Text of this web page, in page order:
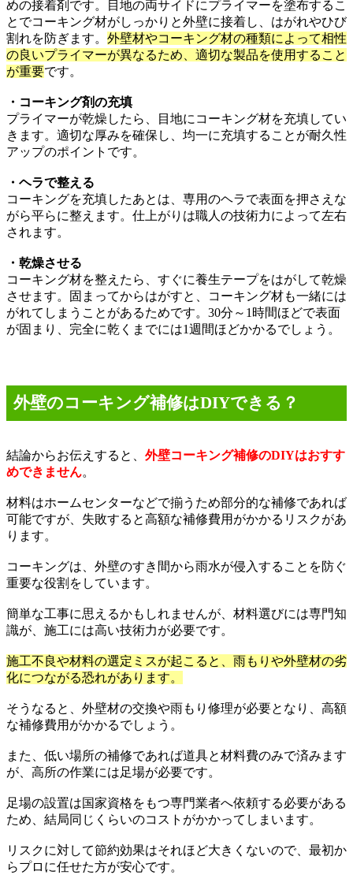
めの接着剤です。目地の両サイドにプライマーを塗布するこ
とでコーキング材がしっかりと外壁に接着し、はがれやひび
割れを防ぎます。 外壁材やコーキング材の種類によって相性
の良いプライマーが異なるため、適切な製品を使用すること
が重要です。
・コーキング剤の充填
プライマーが乾燥したら、目地にコーキング材を充填してい
きます。適切な厚みを確保し、均一に充填することが耐久性
アップのポイントです。
・ヘラで整える
コーキングを充填したあとは、専用のヘラで表面を押さえな
がら平らに整えます。仕上がりは職人の技術力によって左右
されます。
・乾燥させる
コーキング材を整えたら、すぐに養生テープをはがして乾燥
させます。固まってからはがすと、コーキング材も一緒には
がれてしまうことがあるためです。30分～1時間ほどで表面
が固まり、完全に乾くまでには1週間ほどかかるでしょう。
外壁のコーキング補修はDIYできる？
結論からお伝えすると、 外壁コーキング補修のDIYはおすす
めできません。
材料はホームセンターなどで揃うため部分的な補修であれば
可能ですが、失敗すると高額な補修費用がかかるリスクがあ
ります。
コーキングは、外壁のすき間から雨水が侵入することを防ぐ
重要な役割をしています。
簡単な工事に思えるかもしれませんが、材料選びには専門知
識が、施工には高い技術力が必要です。
施工不良や材料の選定ミスが起こると、雨もりや外壁材の劣
化につながる恐れがあります。
そうなると、外壁材の交換や雨もり修理が必要となり、高額
な補修費用がかかるでしょう。
また、低い場所の補修であれば道具と材料費のみで済みます
が、高所の作業には足場が必要です。
足場の設置は国家資格をもつ専門業者へ依頼する必要がある
ため、結局同じくらいのコストがかかってしまいます。
リスクに対して節約効果はそれほど大きくないので、最初か
らプロに任せた方が安心です。